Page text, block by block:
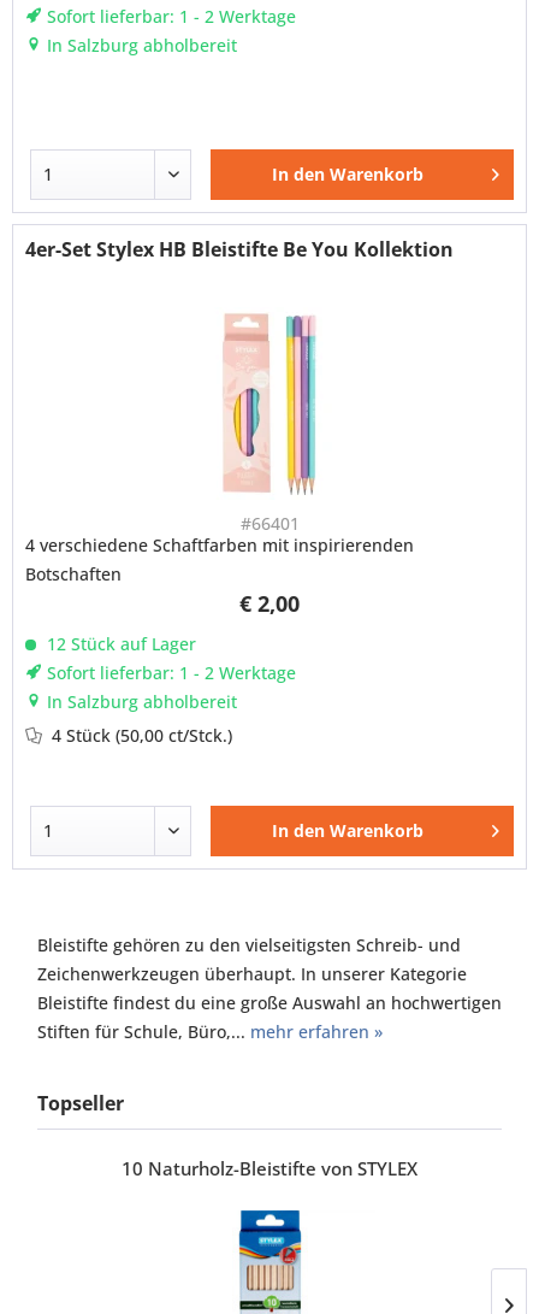
Sofort lieferbar: 1 - 2 Werktage
In Salzburg abholbereit
In den Warenkorb
4er-Set Stylex HB Bleistifte Be You Kollektion
#66401
€ 2,00
4 verschiedene Schaftfarben mit inspirierenden
Botschaften
12 Stück auf Lager
Sofort lieferbar: 1 - 2 Werktage
In Salzburg abholbereit
4 Stück(50,00 ct/Stck.)
In den Warenkorb
Bleistifte gehören zu den vielseitigsten Schreib- und
Zeichenwerkzeugen überhaupt. In unserer Kategorie
Bleistifte findest du eine große Auswahl an hochwertigen
Stiften für Schule, Büro,... mehr erfahren »
Topseller
10 Naturholz-Bleistifte von STYLEX